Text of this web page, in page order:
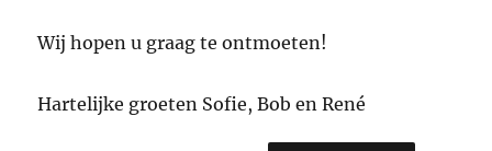
Wij hopen u graag te ontmoeten!
Hartelijke groeten Sofie, Bob en René